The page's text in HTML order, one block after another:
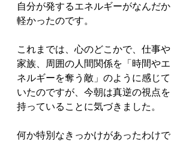
自分が発するエネルギーがなんだか
軽かったのです。
これまでは、心のどこかで、仕事や
家族、周囲の人間関係を「時間やエ
ネルギーを奪う敵」のように感じて
いたのですが、今朝は真逆の視点を
持っていることに気づきました。
何か特別なきっかけがあったわけで